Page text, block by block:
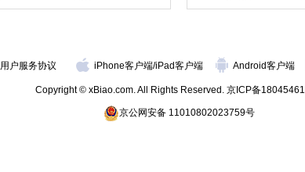
用户服务协议 iPhone客户端/iPad客户端 Android客户端
Copyright © xBiao.com. All Rights Reserved. 京ICP备
京公网安备 11010802023759号